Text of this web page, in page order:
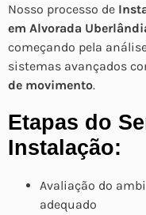
Nosso processo de
em Alvorada
começando pela
sistemas avançados
de movimento.
Etapas do
Instalação:
Avaliação do
adequado